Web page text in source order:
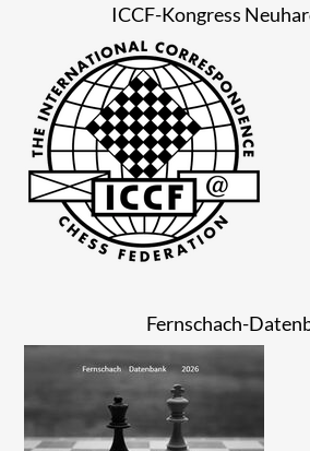
ICCF-Kongress
Fernschach-